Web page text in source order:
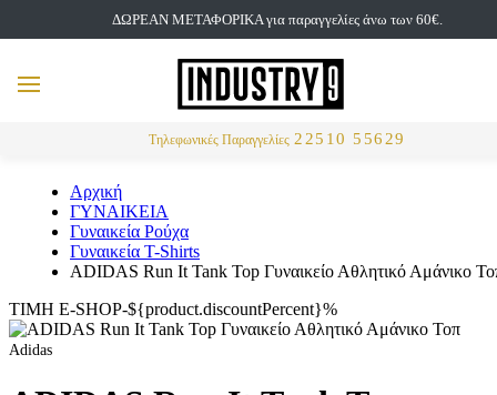
ΔΩΡΕΑΝ ΜΕΤΑΦΟΡΙΚΑ για παραγγελίες άνω των 60€.
Τηλεφωνικές Παραγγελίες 22510 55629
MENU
Αρχική
ΓΥΝΑΙΚΕΙΑ
Γυναικεία Ρούχα
Γυναικεία T-Shirts
ADIDAS Run It Tank Top Γυναικείο Αθλητικό Αμάνικο
ΤΙΜΗ E-SHOP-${product.discountPercent}%
Adidas